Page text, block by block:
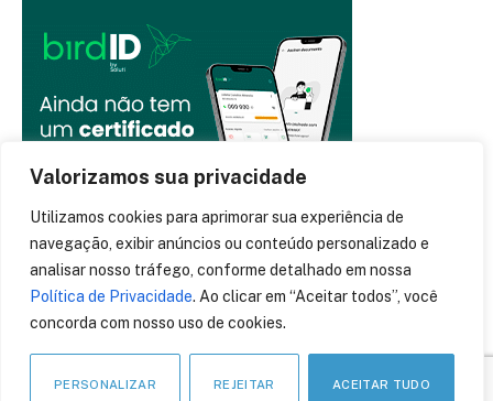
Valorizamos sua privacidade
Utilizamos cookies para aprimorar sua experiência de
navegação, exibir anúncios ou conteúdo personalizado e
analisar nosso tráfego, conforme detalhado em nossa
Política de Privacidade. Ao clicar em “Aceitar todos”, você
concorda com nosso uso de cookies.
PERSONALIZAR REJEITAR ACEITAR TUDO